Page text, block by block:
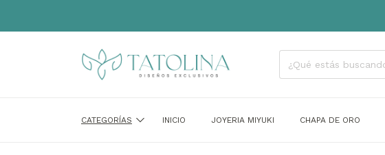
CATEGORÍAS INICIO JOYERIA MIYUKI CHAPA DE ORO